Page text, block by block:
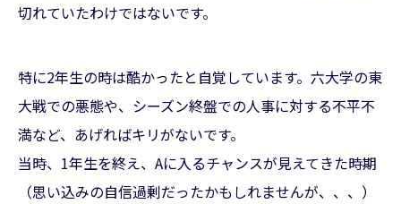
切れていたわけではないです。
特に2年生の時は酷かったと自覚しています。六大学の東
大戦での悪態や、シーズン終盤での人事に対する不平不
満など、あげればキリがないです。
当時、1年生を終え、Aに入るチャンスが見えてきた時期
（思い込みの自信過剰だったかもしれませんが、、、）